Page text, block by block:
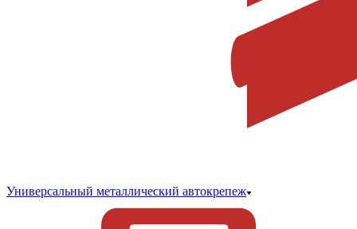
Универсальный металлический автокрепеж